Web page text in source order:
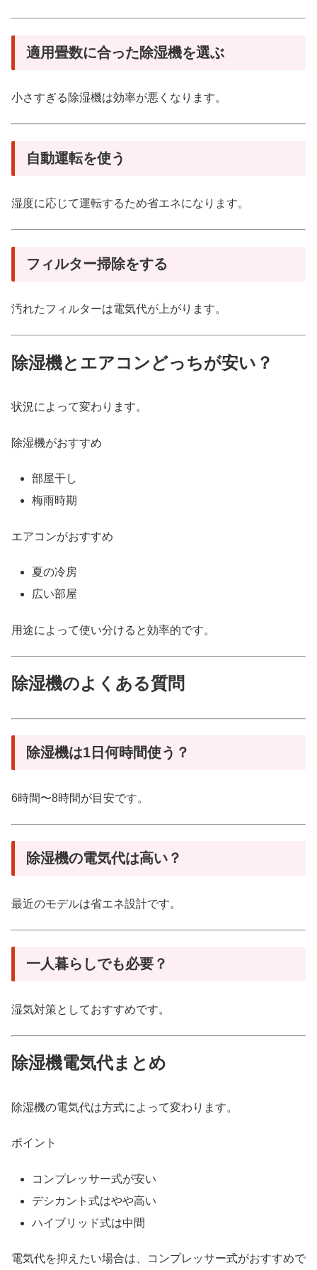
適用畳数に合った除湿機を選ぶ
小さすぎる除湿機は効率が悪くなります。
自動運転を使う
湿度に応じて運転するため省エネになります。
フィルター掃除をする
汚れたフィルターは電気代が上がります。
除湿機とエアコンどっちが安い？
状況によって変わります。
除湿機がおすすめ
部屋干し
梅雨時期
エアコンがおすすめ
夏の冷房
広い部屋
用途によって使い分けると効率的です。
除湿機のよくある質問
除湿機は1日何時間使う？
6時間〜8時間が目安です。
除湿機の電気代は高い？
最近のモデルは省エネ設計です。
一人暮らしでも必要？
湿気対策としておすすめです。
除湿機電気代まとめ
除湿機の電気代は方式によって変わります。
ポイント
コンプレッサー式が安い
デシカント式はやや高い
ハイブリッド式は中間
電気代を抑えたい場合は、コンプレッサー式がおすすめで